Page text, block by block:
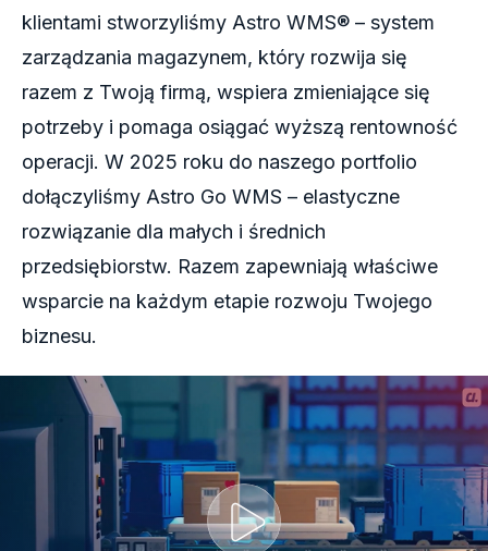
klientami stworzyliśmy Astro WMS® – system
zarządzania magazynem, który rozwija się
razem z Twoją firmą, wspiera zmieniające się
potrzeby i pomaga osiągać wyższą rentowność
operacji. W 2025 roku do naszego portfolio
dołączyliśmy Astro Go WMS – elastyczne
rozwiązanie dla małych i średnich
przedsiębiorstw. Razem zapewniają właściwe
wsparcie na każdym etapie rozwoju Twojego
biznesu.